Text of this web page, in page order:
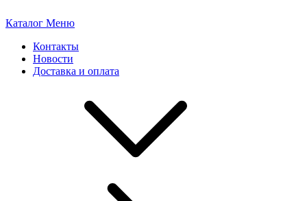
Каталог Меню
Контакты
Новости
Доставка и оплата